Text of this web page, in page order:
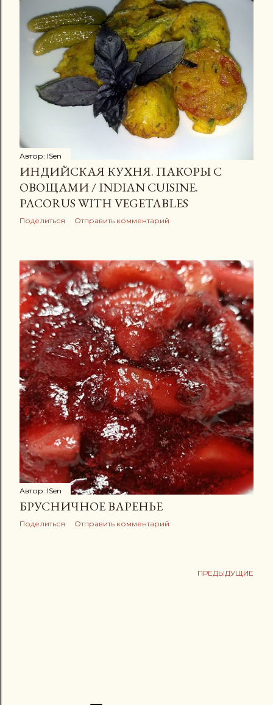
Автор: ISen
ИНДИЙСКАЯ КУХНЯ. ПАКОРЫ С
ОВОЩАМИ / INDIAN CUISINE.
PACORUS WITH VEGETABLES
Поделиться Отправить комментарий
Автор: ISen
БРУСНИЧНОЕ ВАРЕНЬЕ
Поделиться Отправить комментарий
ПРЕДЫДУЩИЕ